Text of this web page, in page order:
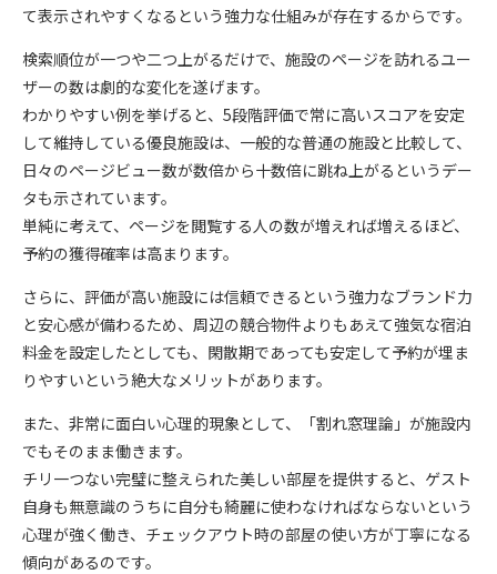
て表示されやすくなるという強力な仕組みが存在するからです。
検索順位が一つや二つ上がるだけで、施設のページを訪れるユー
ザーの数は劇的な変化を遂げます。
わかりやすい例を挙げると、5段階評価で常に高いスコアを安定
して維持している優良施設は、一般的な普通の施設と比較して、
日々のページビュー数が数倍から十数倍に跳ね上がるというデー
タも示されています。
単純に考えて、ページを閲覧する人の数が増えれば増えるほど、
予約の獲得確率は高まります。
さらに、評価が高い施設には信頼できるという強力なブランド力
と安心感が備わるため、周辺の競合物件よりもあえて強気な宿泊
料金を設定したとしても、閑散期であっても安定して予約が埋ま
りやすいという絶大なメリットがあります。
また、非常に面白い心理的現象として、「割れ窓理論」が施設内
でもそのまま働きます。
チリ一つない完璧に整えられた美しい部屋を提供すると、ゲスト
自身も無意識のうちに自分も綺麗に使わなければならないという
心理が強く働き、チェックアウト時の部屋の使い方が丁寧になる
傾向があるのです。